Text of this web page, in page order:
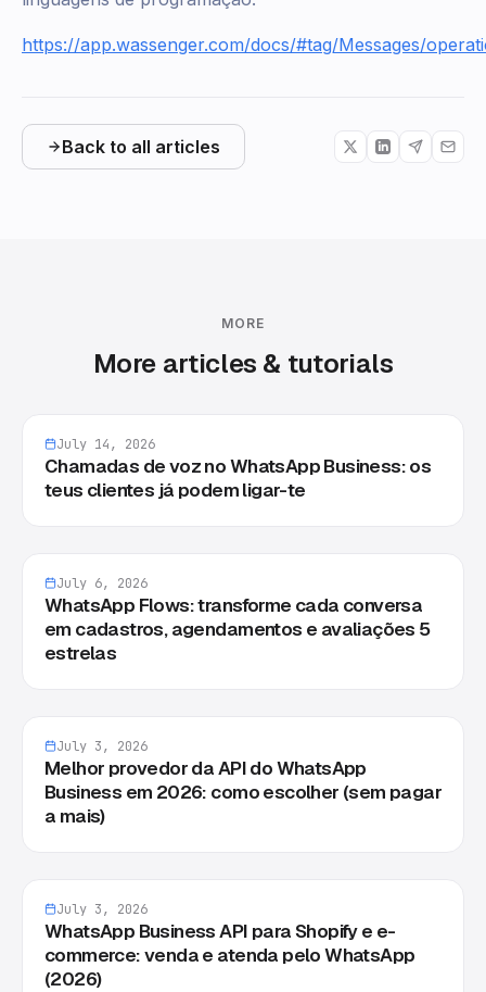
https://app.wassenger.com/docs/#tag/Messages/
Back to all articles
MORE
More articles & tutorials
July 14, 2026
Chamadas de voz no WhatsApp Business: os
teus clientes já podem ligar-te
July 6, 2026
WhatsApp Flows: transforme cada conversa
em cadastros, agendamentos e avaliações 5
estrelas
July 3, 2026
Melhor provedor da API do WhatsApp
Business em 2026: como escolher (sem pagar
a mais)
July 3, 2026
WhatsApp Business API para Shopify e e-
commerce: venda e atenda pelo WhatsApp
(2026)